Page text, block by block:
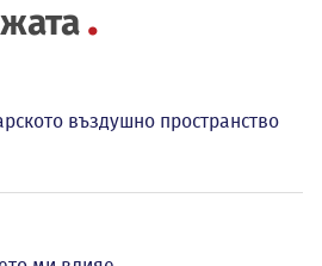
въздушно пространство